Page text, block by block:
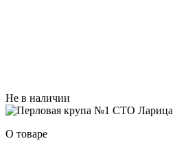
Не в наличии
О товаре